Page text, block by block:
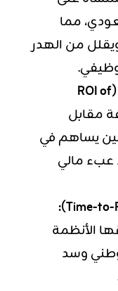
مما
من الهدر
العائد على استثمار التوطين (ROI of
مقابل
يساهم في
عبء مالي
الأنظمة
وسد